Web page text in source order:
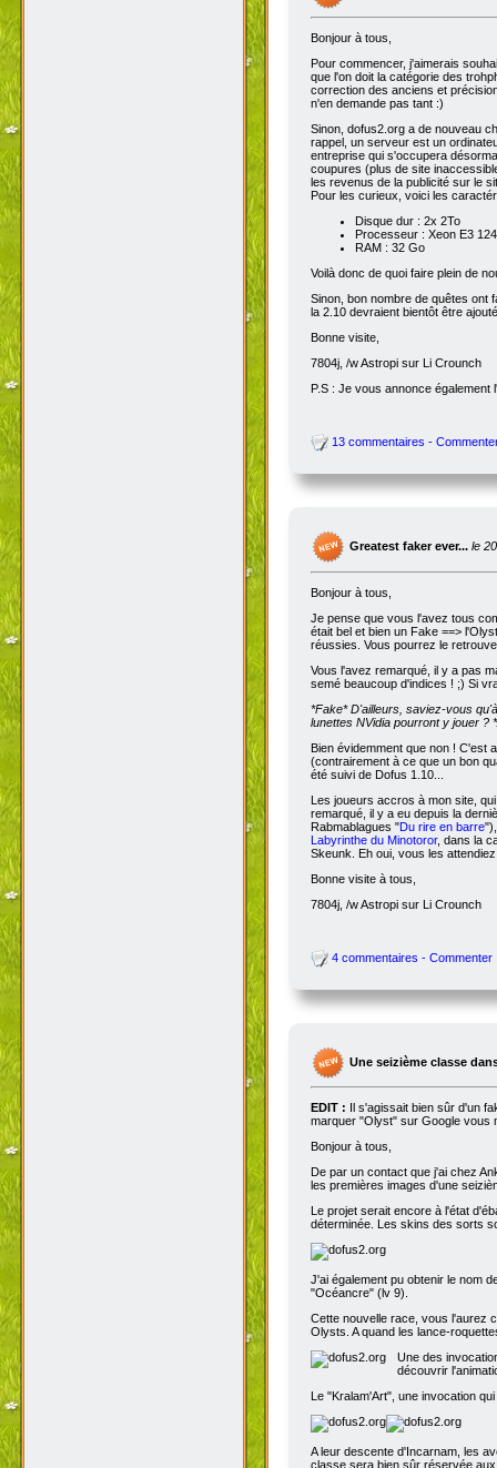
Bonjour à tous,
Pour commencer, j'aimerais
que l'on doit la catégorie des
correction des anciens et
n'en demande pas tant :)
Sinon, dofus2.org a de nouveau
rappel, un serveur est un
entreprise qui s'occupera
coupures (plus de site
les revenus de la publicité sur le
Pour les curieux, voici les
Disque dur : 2x 2To
Processeur : Xeon E3
RAM : 32 Go
Voilà donc de quoi faire plein de
Sinon, bon nombre de quêtes ont
la 2.10 devraient bientôt être
Bonne visite,
7804j, /w Astropi sur Li Crounch
P.S : Je vous annonce
13 commentaires -
Greatest faker ever... le
Bonjour à tous,
Je pense que vous l'avez tous
était bel et bien un Fake ==>
réussies. Vous pourrez le
Vous l'avez remarqué, il y a pas
semé beaucoup d'indices ! ;) Si
*Fake*D'ailleurs, saviez-vous
lunettes NVidia pourront y jouer ?
Bien évidemment que non ! C'est
(contrairement à ce que un bon
été suivi de Dofus 1.10...
Les joueurs accros à mon site,
remarqué, il y a eu depuis la
Rabmablagues "Du rire en barre
Labyrinthe du Minotoror, dans la
Skeunk. Eh oui, vous les
Bonne visite à tous,
7804j, /w Astropi sur Li Crounch
4 commentaires - Commenter
Une seizième classe
EDIT : Il s'agissait bien sûr d'un
marquer "Olyst" sur Google vous
Bonjour à tous,
De par un contact que j'ai chez
les premières images d'une
Le projet serait encore à l'état
déterminée. Les skins des sorts
J'ai également pu obtenir le nom
"Océancre" (lv 9).
Cette nouvelle race, vous l'aurez
Olysts. A quand les lance-
Une des
découvrir
Le "Kralam'Art", une invocation
A leur descente d'Incarnam, les
classe sera bien sûr réservée